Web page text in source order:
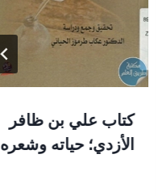
كتاب علي بن ظافر
الأزدي؛ حياته وشعره